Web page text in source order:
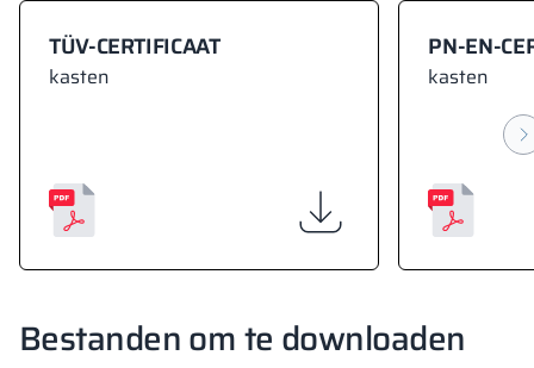
TÜV-CERTIFICAAT
kasten
PN-EN-
kasten
Bestanden om te downloaden